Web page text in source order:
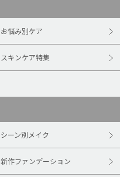
お悩み別ケア
スキンケア特集
シーン別メイク
新作ファンデーション